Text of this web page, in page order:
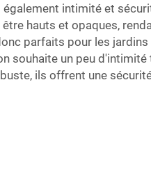
intimité et
hauts et opaques,
parfaits pour les jardins
souhaite un peu d'intimité
ils offrent une